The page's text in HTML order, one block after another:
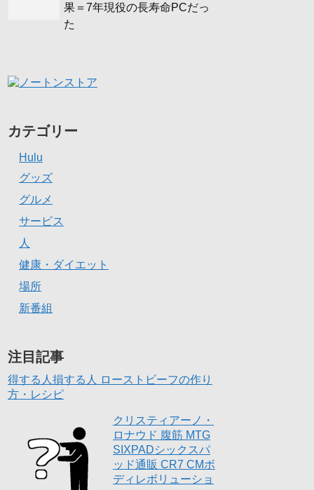
果＝7年現役の長寿命PCだっ
た
カテゴリー
Hulu
グッズ
グルメ
サービス
人
健康・ダイエット
場所
新番組
注目記事
得する人損する人 ローストビーフの作り
方・レシピ
クリスティアーノ・
ロナウド 腹筋 MTG
SIXPADシックスパ
ッド通販 CR7 CMボ
ディレボリューショ